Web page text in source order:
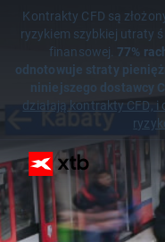
Kontrakty CFD są
ryzykiem szybkiej utraty
finansowej. 77%
odnotowuje straty
niniejszego dostawcy
działają kontrakty CFD,